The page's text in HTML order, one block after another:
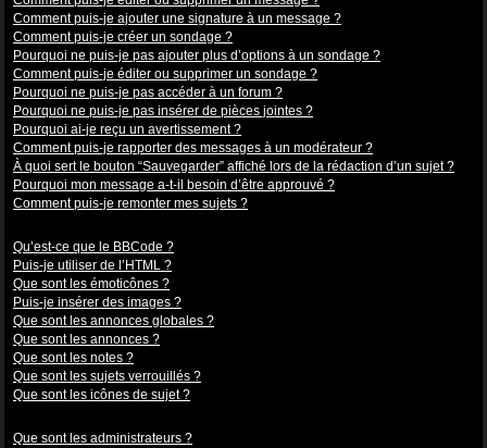
Comment puis-je ajouter une signature à un message ?
Comment puis-je créer un sondage ?
Pourquoi ne puis-je pas ajouter plus d’options à un sondage ?
Comment puis-je éditer ou supprimer un sondage ?
Pourquoi ne puis-je pas accéder à un forum ?
Pourquoi ne puis-je pas insérer de pièces jointes ?
Pourquoi ai-je reçu un avertissement ?
Comment puis-je rapporter des messages à un modérateur ?
À quoi sert le bouton “Sauvegarder” affiché lors de la rédaction d’un sujet ?
Pourquoi mon message a-t-il besoin d’être approuvé ?
Comment puis-je remonter mes sujets ?
Qu’est-ce que le BBCode ?
Puis-je utiliser de l’HTML ?
Que sont les émoticônes ?
Puis-je insérer des images ?
Que sont les annonces globales ?
Que sont les annonces ?
Que sont les notes ?
Que sont les sujets verrouillés ?
Que sont les icônes de sujet ?
Que sont les administrateurs ?